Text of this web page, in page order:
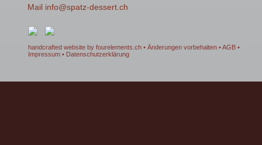
Mail info@spatz-dessert.ch
handcrafted website by fourelements.ch • Änderungen vorbehalten •AGB •
Impressum • Datenschutzerklärung